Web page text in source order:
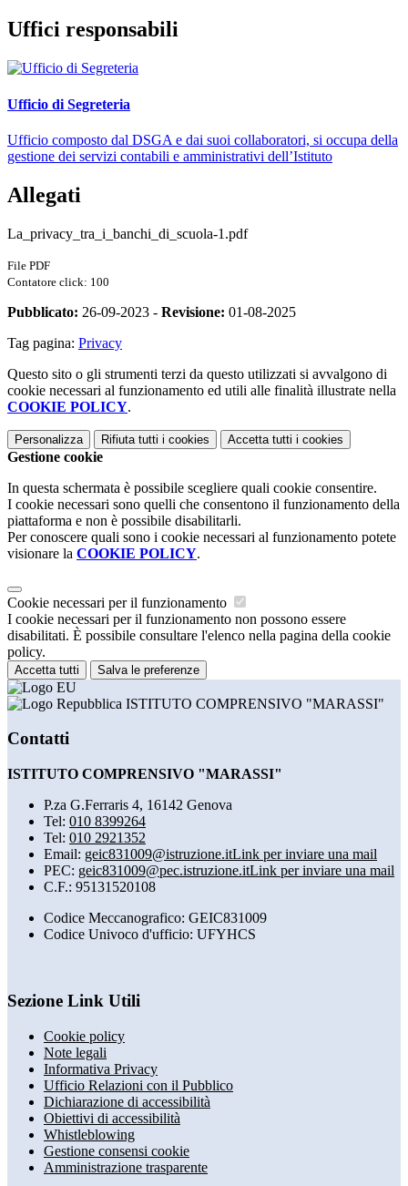
Uffici responsabili
Ufficio di Segreteria
Ufficio composto dal DSGA e dai suoi collaboratori, si occupa della
gestione dei servizi contabili e amministrativi dell’Istituto
Allegati
La_privacy_tra_i_banchi_di_scuola-1.pdf
File PDF
Contatore click: 100
Pubblicato: 26-09-2023 - Revisione: 01-08-2025
Tag pagina: Privacy
Questo sito o gli strumenti terzi da questo utilizzati si avvalgono di
cookie necessari al funzionamento ed utili alle finalità illustrate nella
COOKIE POLICY.
Personalizza Rifiuta tutti i cookies Accetta tutti i cookies
Gestione cookie
In questa schermata è possibile scegliere quali cookie consentire.
I cookie necessari sono quelli che consentono il funzionamento della
piattaforma e non è possibile disabilitarli.
Per conoscere quali sono i cookie necessari al funzionamento potete
visionare la COOKIE POLICY.
Cookie necessari per il funzionamento
I cookie necessari per il funzionamento non possono essere
disabilitati. È possibile consultare l'elenco nella pagina della cookie
policy.
Accetta tutti Salva le preferenze
ISTITUTO COMPRENSIVO "MARASSI"
Contatti
ISTITUTO COMPRENSIVO "MARASSI"
P.za G.Ferraris 4, 16142 Genova
Tel: 010 8399264
Tel: 010 2921352
Email: geic831009@istruzione.itLink per inviare una mail
PEC: geic831009@pec.istruzione.itLink per inviare una mail
C.F.: 95131520108
Codice Meccanografico: GEIC831009
Codice Univoco d'ufficio: UFYHCS
Sezione Link Utili
Cookie policy
Note legali
Informativa Privacy
Ufficio Relazioni con il Pubblico
Dichiarazione di accessibilità
Obiettivi di accessibilità
Whistleblowing
Gestione consensi cookie
Amministrazione trasparente